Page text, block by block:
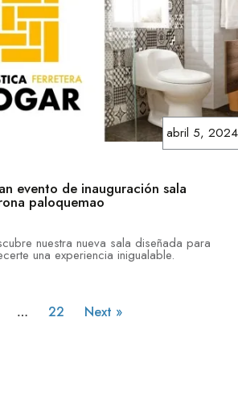
abril 5, 2024
evento de inauguración sala
paloquemao
nuestra nueva sala diseñada para
una experiencia inigualable.
… 22 Next »